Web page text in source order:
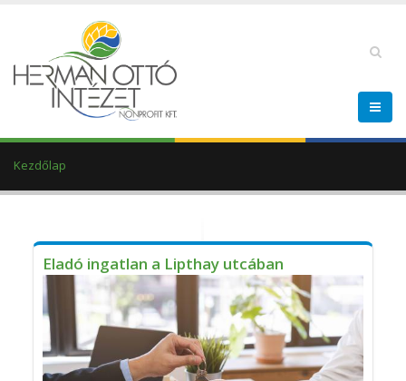
Kezdőlap
Eladó ingatlan a Lipthay utcában